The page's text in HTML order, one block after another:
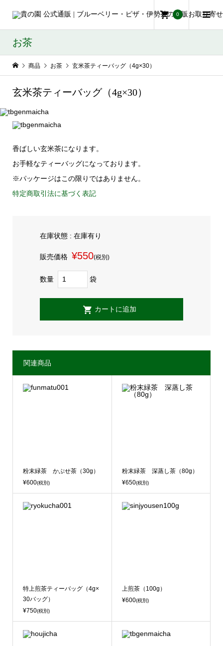
0
お茶
商品 お茶 玄米茶ティーバッグ（4g×30）
玄米茶ティーバッグ（4g×30）
香ばしい玄米茶になります。
お手軽なティーバッグになっております。
※パッケージはこの限りではありません。
特定商取引法に基づく表記
在庫状態 : 在庫有り
販売価格 ¥550(税別)
数量 袋
関連商品
粉末緑茶 かぶせ茶（30g）
¥600(税別)
粉末緑茶 深蒸し茶（80g）
¥650(税別)
特上煎茶ティーバッグ（4g×
30バッグ）
¥750(税別)
上煎茶（100g）
¥600(税別)